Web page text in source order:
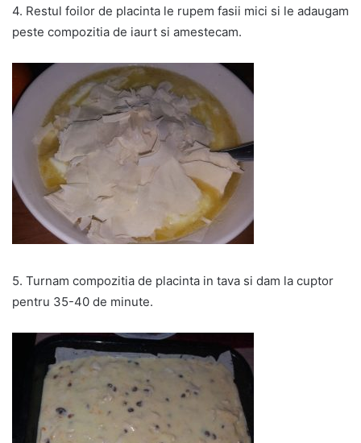
4. Restul foilor de placinta le rupem fasii mici si le adaugam
peste compozitia de iaurt si amestecam.
5. Turnam compozitia de placinta in tava si dam la cuptor
pentru 35-40 de minute.